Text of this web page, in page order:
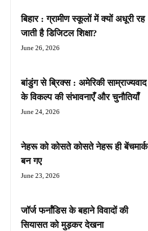
बिहार : ग्रामीण स्कूलों में क्यों अधूरी रह
जाती है डिजिटल शिक्षा?
June 26, 2026
बांडुंग से ब्रिक्स : अमेरिकी साम्राज्यवाद
के विकल्प की संभावनाएँ और चुनौतियाँ
June 24, 2026
नेहरू को कोसते कोसते नेहरू ही बेंचमार्क
बन गए
June 23, 2026
जॉर्ज फर्नांडिस के बहाने विवादों की
सियासत को मुड़कर देखना